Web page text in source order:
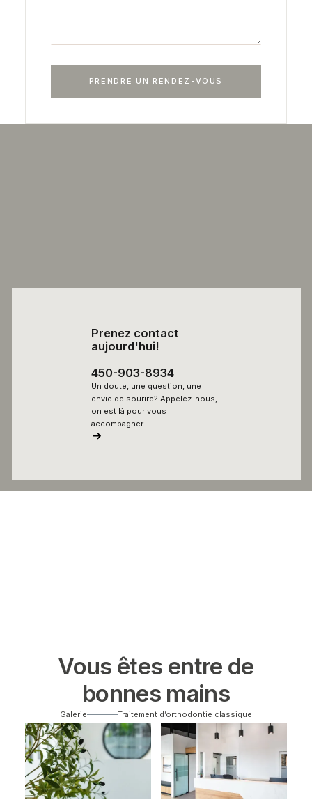
Prenez contact
aujourd'hui!
450-903-8934
Un doute, une question, une
envie de sourire? Appelez-nous,
on est là pour vous
accompagner.
Vous êtes entre de
bonnes mains
Galerie Traitement d’orthodontie classique